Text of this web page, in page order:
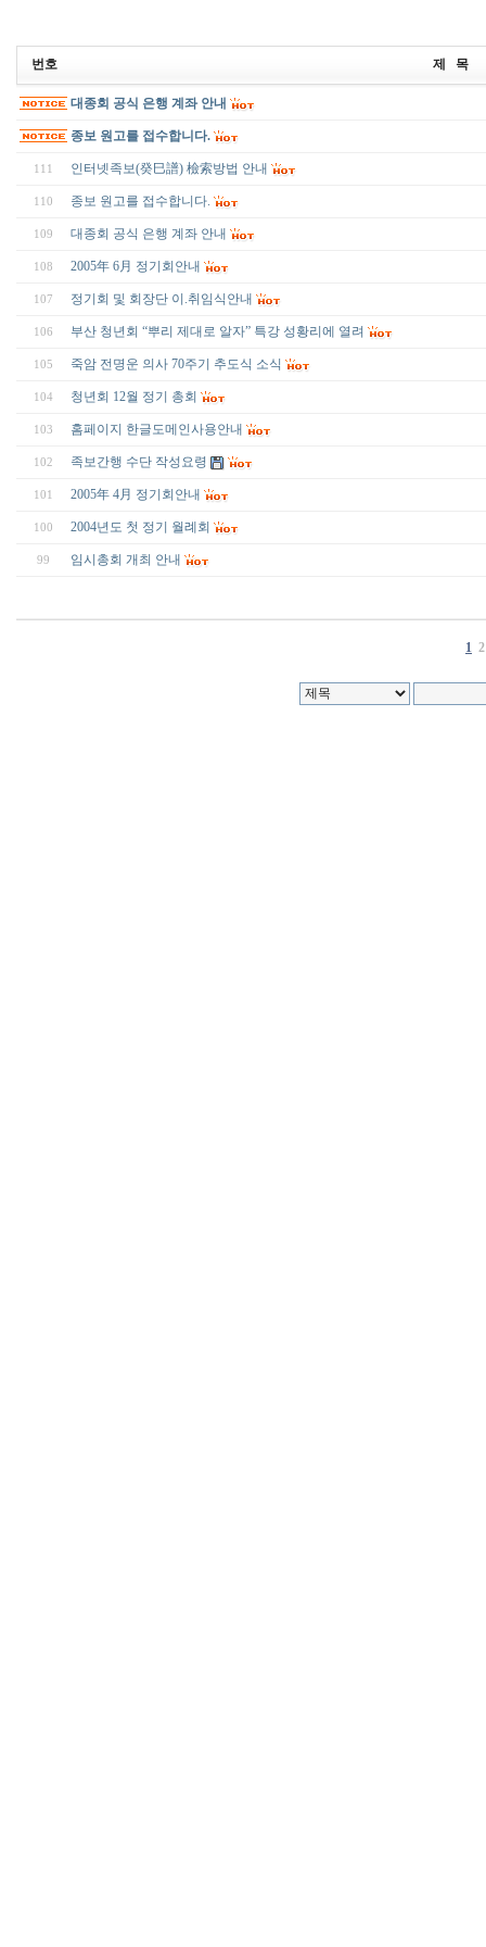
번호 제 목
대종회 공식 은행 계좌 안내
종보 원고를 접수합니다.
111 인터넷족보(癸巳譜) 檢索방법 안내
110 종보 원고를 접수합니다.
109 대종회 공식 은행 계좌 안내
108 2005年 6月 정기회안내
107 정기회 및 회장단 이.취임식안내
106 부산 청년회 “뿌리 제대로 알자” 특강 성황리에 열려
105 죽암 전명운 의사 70주기 추도식 소식
104 청년회 12월 정기 총회
103 홈페이지 한글도메인사용안내
102 족보간행 수단 작성요령
101 2005年 4月 정기회안내
100 2004년도 첫 정기 월례회
99 임시총회 개최 안내
1 2